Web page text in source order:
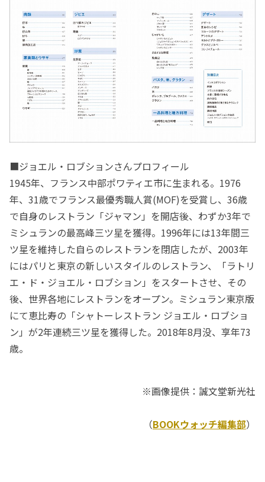
■ジョエル・ロブションさんプロフィール
1945年、フランス中部ポワティエ市に生まれる。1976
年、31歳でフランス最優秀職人賞(MOF)を受賞し、36歳
で自身のレストラン「ジャマン」を開店後、わずか3年で
ミシュランの最高峰三ツ星を獲得。1996年には13年間三
ツ星を維持した自らのレストランを閉店したが、2003年
にはパリと東京の新しいスタイルのレストラン、「ラトリ
エ・ド・ジョエル・ロブション」をスタートさせ、その
後、世界各地にレストランをオープン。ミシュラン東京版
にて恵比寿の「シャトーレストラン ジョエル・ロブショ
ン」が2年連続三ツ星を獲得した。2018年8月没、享年73
歳。
※画像提供：誠文堂新光社
（BOOKウォッチ編集部）